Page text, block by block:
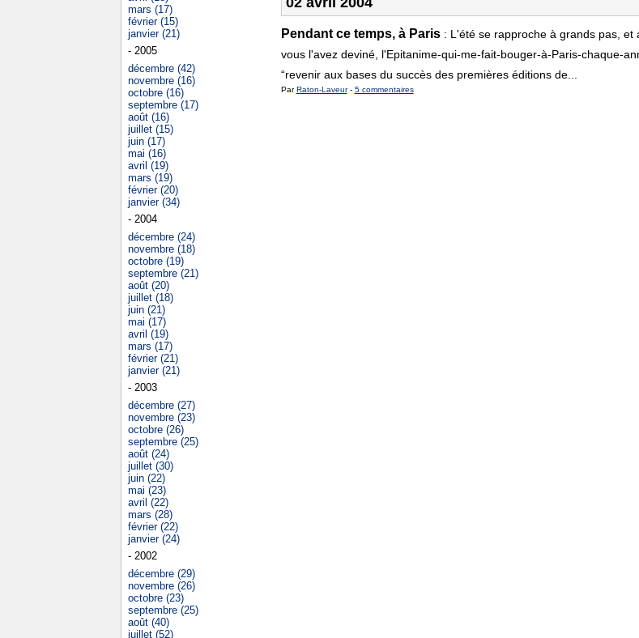
Pendant ce temps, à Paris: L'été se rapproche à grands pas, et
vous l'avez deviné, l'Epitanime-qui-me-fait-bouger-à-Paris-chaque-
“revenir aux bases du succès des premières éditions de...
ParRaton-Laveur- 5 commentaires
mars (17)
février (15)
janvier (21)
- 2005
décembre (42)
novembre (16)
octobre (16)
septembre (17)
août (16)
juillet (15)
juin (17)
mai (16)
avril (19)
mars (19)
février (20)
janvier (34)
- 2004
décembre (24)
novembre (18)
octobre (19)
septembre (21)
août (20)
juillet (18)
juin (21)
mai (17)
avril (19)
mars (17)
février (21)
janvier (21)
- 2003
décembre (27)
novembre (23)
octobre (26)
septembre (25)
août (24)
juillet (30)
juin (22)
mai (23)
avril (22)
mars (28)
février (22)
janvier (24)
- 2002
décembre (29)
novembre (26)
octobre (23)
septembre (25)
août (40)
juillet (52)